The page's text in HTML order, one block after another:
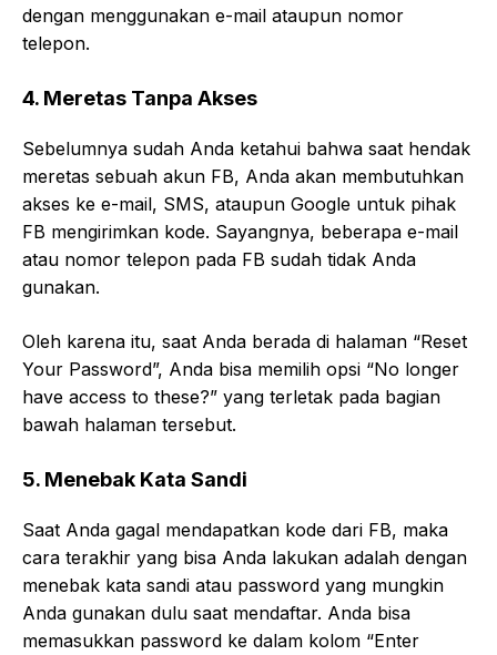
dengan menggunakan e-mail ataupun nomor
telepon.
4. Meretas Tanpa Akses
Sebelumnya sudah Anda ketahui bahwa saat hendak
meretas sebuah akun FB, Anda akan membutuhkan
akses ke e-mail, SMS, ataupun Google untuk pihak
FB mengirimkan kode. Sayangnya, beberapa e-mail
atau nomor telepon pada FB sudah tidak Anda
gunakan.
Oleh karena itu, saat Anda berada di halaman “Reset
Your Password”, Anda bisa memilih opsi “No longer
have access to these?” yang terletak pada bagian
bawah halaman tersebut.
5. Menebak Kata Sandi
Saat Anda gagal mendapatkan kode dari FB, maka
cara terakhir yang bisa Anda lakukan adalah dengan
menebak kata sandi atau password yang mungkin
Anda gunakan dulu saat mendaftar. Anda bisa
memasukkan password ke dalam kolom “Enter